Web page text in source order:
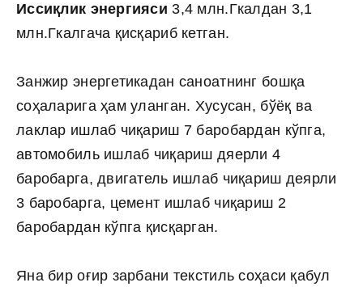
Иссиқлик энергияси 3,4 млн.Гкалдан 3,1
млн.Гкалгача қисқариб кетган.
Занжир энергетикадан саноатнинг бошқа
соҳаларига ҳам уланган. Хусусан, бўёқ ва
лаклар ишлаб чиқариш 7 баробардан кўпга,
автомобиль ишлаб чиқариш дяерли 4
баробарга, двигатель ишлаб чиқариш деярли
3 баробарга, цемент ишлаб чиқариш 2
баробардан кўпга қисқарган.
Яна бир оғир зарбани текстиль соҳаси қабул